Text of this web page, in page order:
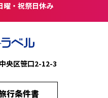
曜・祝祭日休み
央区笹口2-12-3
行条件書